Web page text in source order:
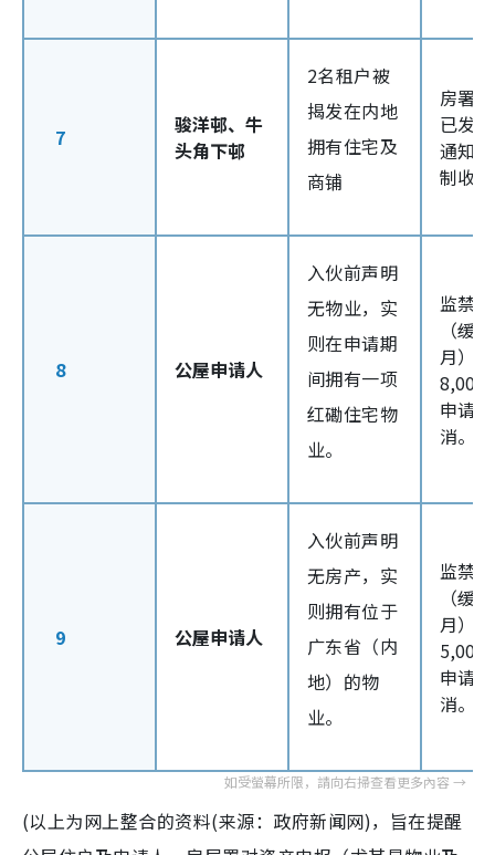
7
骏洋邨、牛
头角下邨
2名租户被
揭发在内地
拥有住宅及
商铺
房署
已发
通知
制收
8 公屋申请人
入伙前声明
无物业，实
则在申请期
间拥有一项
红磡住宅物
业。
监禁2
（缓
月）
8,000
申请
消。
9 公屋申请人
入伙前声明
无房产，实
则拥有位于
广东省（内
地）的物
业。
监禁2
（缓
月）
5,000
申请
消。
(以上为网上整合的资料(来源：政府新闻网)，旨在提醒